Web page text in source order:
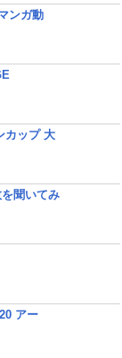
ンガ動
カップ 大
聞いてみ
アー